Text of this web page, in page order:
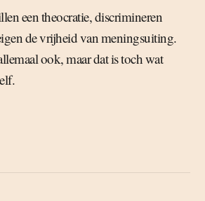
een theocratie, discrimineren
de vrijheid van meningsuiting.
ook, maar dat is toch wat